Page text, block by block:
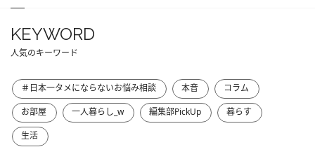
KEYWORD
人気のキーワード
＃日本一タメにならないお悩み相談 本音
コラム
お部屋
一人暮らし_w 編集部PickUp
暮らす
生活